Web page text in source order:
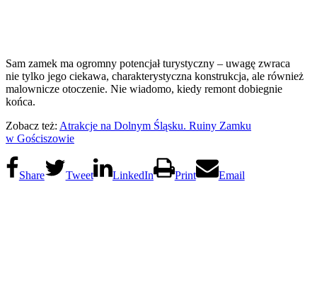
Sam zamek ma ogromny potencjał turystyczny – uwagę zwraca
nie tylko jego ciekawa, charakterystyczna konstrukcja, ale również
malownicze otoczenie. Nie wiadomo, kiedy remont dobiegnie
końca.
Zobacz też: Atrakcje na Dolnym Śląsku. Ruiny Zamku
w Gościszowie
Share Tweet LinkedIn Print Email